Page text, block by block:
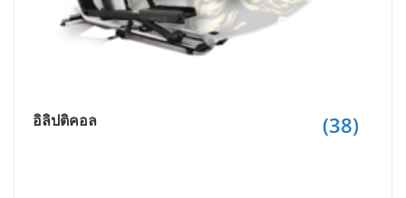
อิลิปติคอล (38)